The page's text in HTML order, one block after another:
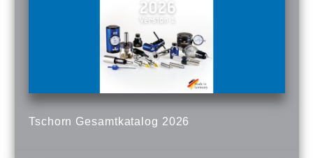
Tschorn Gesamtkatalog 2026